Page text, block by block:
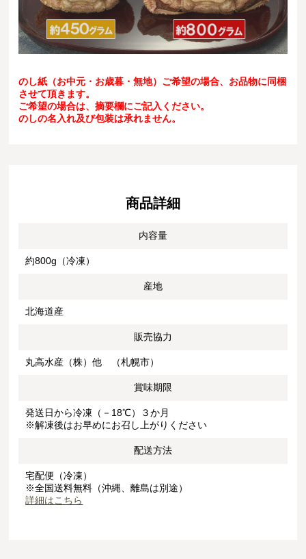
のし紙（お中元・お歳暮・無地）ご希望の場合、お品物に同梱
させて頂きます。
ご希望の場合は、摘要欄にご記入ください。
のしの名入れ及び包装は承れません。
商品詳細
内容量
約800g（冷凍）
産地
北海道産
販売協力
丸高水産（株）他 （札幌市）
賞味期限
発送日から冷凍（－18℃）３か月
※解凍後はお早めにお召し上がりください
配送方法
宅配便（冷凍）
※全国送料無料（沖縄、離島は別途）
詳細はこちら